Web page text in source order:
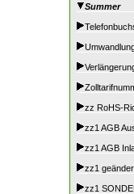
Summer
zz RoHS-
zz1 AGB
zz1 AGB
zz1
zz1